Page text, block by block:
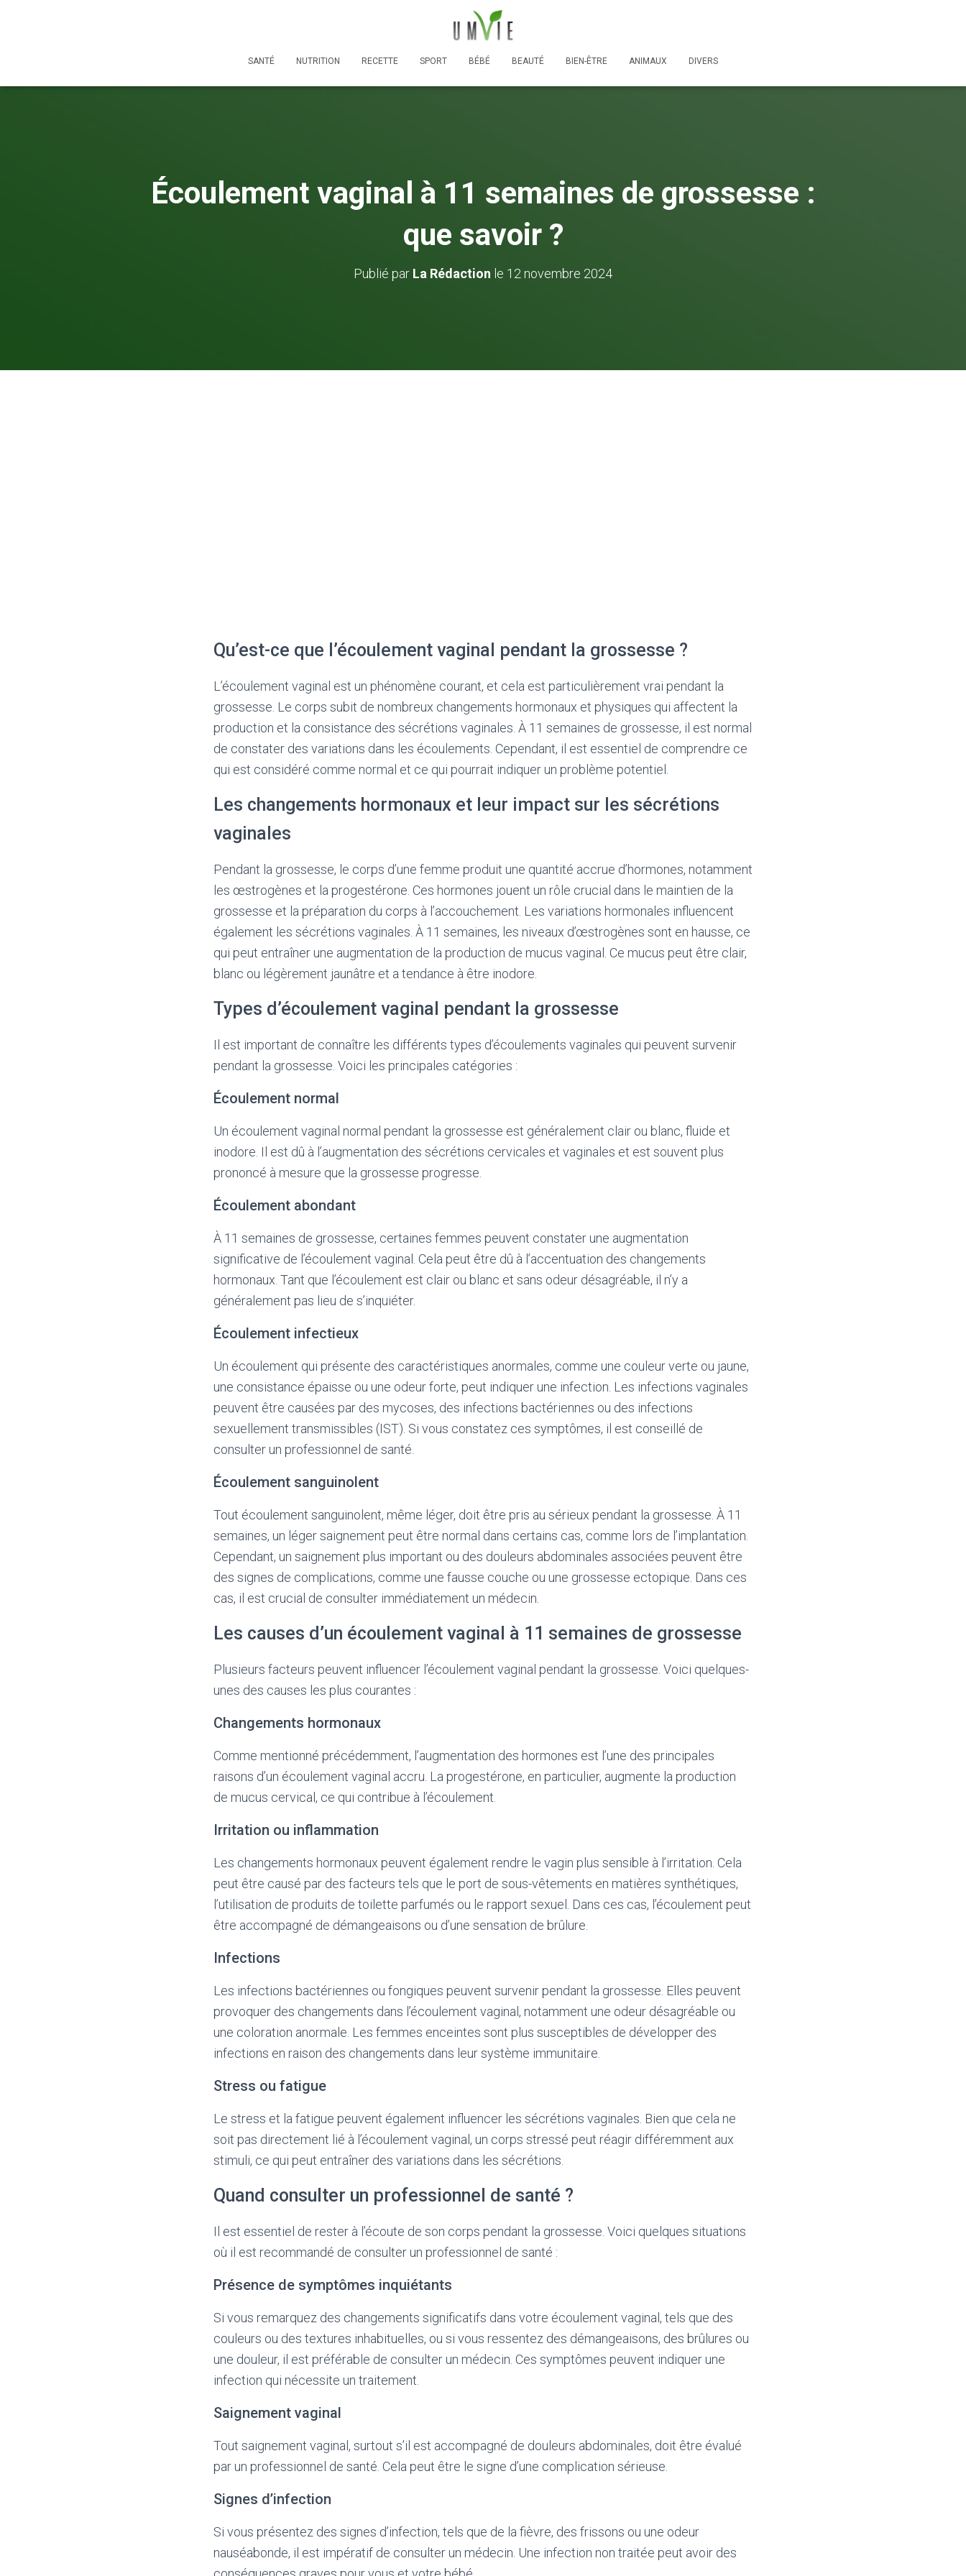
SANTÉ NUTRITION RECETTE SPORT BÉBÉ BEAUTÉ BIEN-ÊTRE ANIMAUX DIVERS
Écoulement vaginal à 11 semaines de grossesse :
que savoir ?
Publié par La Rédaction le 12 novembre 2024
Qu’est-ce que l’écoulement vaginal pendant la grossesse ?
L’écoulement vaginal est un phénomène courant, et cela est particulièrement vrai pendant la
grossesse. Le corps subit de nombreux changements hormonaux et physiques qui affectent la
production et la consistance des sécrétions vaginales. À 11 semaines de grossesse, il est normal
de constater des variations dans les écoulements. Cependant, il est essentiel de comprendre ce
qui est considéré comme normal et ce qui pourrait indiquer un problème potentiel.
Les changements hormonaux et leur impact sur les sécrétions
vaginales
Pendant la grossesse, le corps d’une femme produit une quantité accrue d’hormones, notamment
les œstrogènes et la progestérone. Ces hormones jouent un rôle crucial dans le maintien de la
grossesse et la préparation du corps à l’accouchement. Les variations hormonales influencent
également les sécrétions vaginales. À 11 semaines, les niveaux d’œstrogènes sont en hausse, ce
qui peut entraîner une augmentation de la production de mucus vaginal. Ce mucus peut être clair,
blanc ou légèrement jaunâtre et a tendance à être inodore.
Types d’écoulement vaginal pendant la grossesse
Il est important de connaître les différents types d’écoulements vaginales qui peuvent survenir
pendant la grossesse. Voici les principales catégories :
Écoulement normal
Un écoulement vaginal normal pendant la grossesse est généralement clair ou blanc, fluide et
inodore. Il est dû à l’augmentation des sécrétions cervicales et vaginales et est souvent plus
prononcé à mesure que la grossesse progresse.
Écoulement abondant
À 11 semaines de grossesse, certaines femmes peuvent constater une augmentation
significative de l’écoulement vaginal. Cela peut être dû à l’accentuation des changements
hormonaux. Tant que l’écoulement est clair ou blanc et sans odeur désagréable, il n’y a
généralement pas lieu de s’inquiéter.
Écoulement infectieux
Un écoulement qui présente des caractéristiques anormales, comme une couleur verte ou jaune,
une consistance épaisse ou une odeur forte, peut indiquer une infection. Les infections vaginales
peuvent être causées par des mycoses, des infections bactériennes ou des infections
sexuellement transmissibles (IST). Si vous constatez ces symptômes, il est conseillé de
consulter un professionnel de santé.
Écoulement sanguinolent
Tout écoulement sanguinolent, même léger, doit être pris au sérieux pendant la grossesse. À 11
semaines, un léger saignement peut être normal dans certains cas, comme lors de l’implantation.
Cependant, un saignement plus important ou des douleurs abdominales associées peuvent être
des signes de complications, comme une fausse couche ou une grossesse ectopique. Dans ces
cas, il est crucial de consulter immédiatement un médecin.
Les causes d’un écoulement vaginal à 11 semaines de grossesse
Plusieurs facteurs peuvent influencer l’écoulement vaginal pendant la grossesse. Voici quelques-
unes des causes les plus courantes :
Changements hormonaux
Comme mentionné précédemment, l’augmentation des hormones est l’une des principales
raisons d’un écoulement vaginal accru. La progestérone, en particulier, augmente la production
de mucus cervical, ce qui contribue à l’écoulement.
Irritation ou inflammation
Les changements hormonaux peuvent également rendre le vagin plus sensible à l’irritation. Cela
peut être causé par des facteurs tels que le port de sous-vêtements en matières synthétiques,
l’utilisation de produits de toilette parfumés ou le rapport sexuel. Dans ces cas, l’écoulement peut
être accompagné de démangeaisons ou d’une sensation de brûlure.
Infections
Les infections bactériennes ou fongiques peuvent survenir pendant la grossesse. Elles peuvent
provoquer des changements dans l’écoulement vaginal, notamment une odeur désagréable ou
une coloration anormale. Les femmes enceintes sont plus susceptibles de développer des
infections en raison des changements dans leur système immunitaire.
Stress ou fatigue
Le stress et la fatigue peuvent également influencer les sécrétions vaginales. Bien que cela ne
soit pas directement lié à l’écoulement vaginal, un corps stressé peut réagir différemment aux
stimuli, ce qui peut entraîner des variations dans les sécrétions.
Quand consulter un professionnel de santé ?
Il est essentiel de rester à l’écoute de son corps pendant la grossesse. Voici quelques situations
où il est recommandé de consulter un professionnel de santé :
Présence de symptômes inquiétants
Si vous remarquez des changements significatifs dans votre écoulement vaginal, tels que des
couleurs ou des textures inhabituelles, ou si vous ressentez des démangeaisons, des brûlures ou
une douleur, il est préférable de consulter un médecin. Ces symptômes peuvent indiquer une
infection qui nécessite un traitement.
Saignement vaginal
Tout saignement vaginal, surtout s’il est accompagné de douleurs abdominales, doit être évalué
par un professionnel de santé. Cela peut être le signe d’une complication sérieuse.
Signes d’infection
Si vous présentez des signes d’infection, tels que de la fièvre, des frissons ou une odeur
nauséabonde, il est impératif de consulter un médecin. Une infection non traitée peut avoir des